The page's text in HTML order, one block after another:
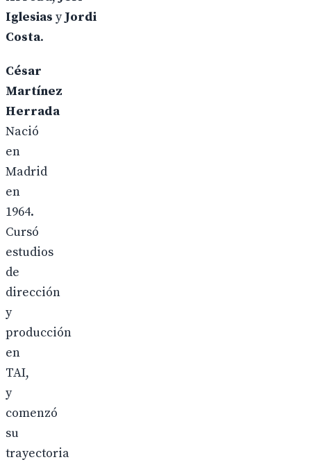
Iglesias yJordi
Costa.
César
Martínez
Herrada
Nació
en
Madrid
en
1964.
Cursó
estudios
de
dirección
y
producción
en
TAI,
y
comenzó
su
trayectoria